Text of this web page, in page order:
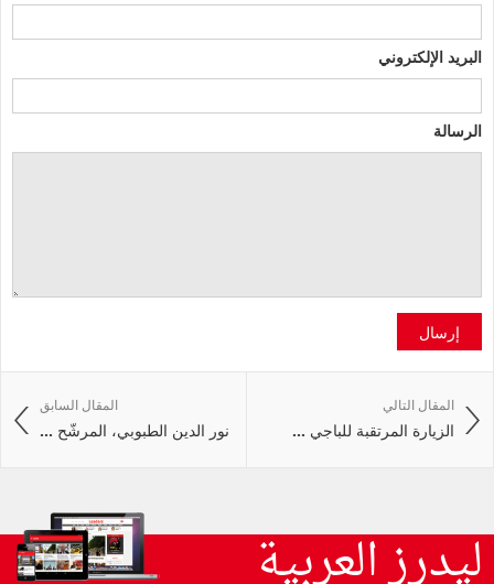
البريد الإلكتروني
الرسالة
إرسال
المقال السابق
نور الدين الطبوبي، المرشّح ...
المقال التالي
الزيارة المرتقبة للباجي ...
ليدرز العربية